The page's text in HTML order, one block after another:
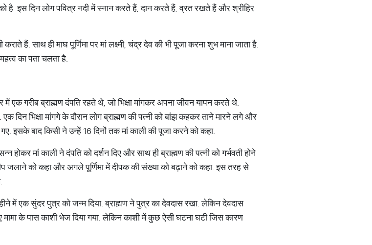
है. इस दिन लोग पवित्र नदी में स्नान करते हैं, दान करते हैं, व्रत रखते हैं और श्रीहिर
हैं. साथ ही माघ पूर्णिमा पर मां लक्ष्मी, चंद्र देव की भी पूजा करना शुभ माना जाता है.
का पता चलता है.
एक गरीब ब्राह्मण दंपति रहते थे, जो भिक्षा मांगकर अपना जीवन यापन करते थे.
दिन भिक्षा मांगगे के दौरान लोग ब्राह्मण की पत्नी को बांझ कहकर ताने मारने लगे और
गए. इसके बाद किसी ने उन्हें 16 दिनों तक मां काली की पूजा करने को कहा.
मां काली ने दंपति को दर्शन दिए और साथ ही ब्राह्मण की पत्नी को गर्भवती होने
दीप जलाने को कहा और अगले पूर्णिमा में दीपक की संख्या को बढ़ाने को कहा. इस तरह से
में एक सुंदर पुत्र को जन्म दिया. ब्राह्मण ने पुत्र का देवदास रखा. लेकिन देवदास
के पास काशी भेज दिया गया. लेकिन काशी में कुछ ऐसी घटना घटी जिस कारण